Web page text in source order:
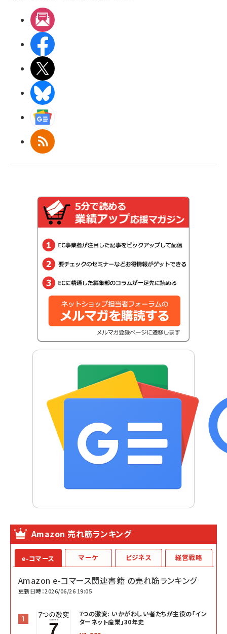
RSS
Amazon 売れ筋ランキング
e-コマース
Amazon e-コマース関連書籍 の売れ筋ランキング
更新日時：2026/06/26 19:05
7つの激変: いかがわしい者たちが主役の「イン
ターネット産業」30年史
マーケ ビジネス 経営戦略